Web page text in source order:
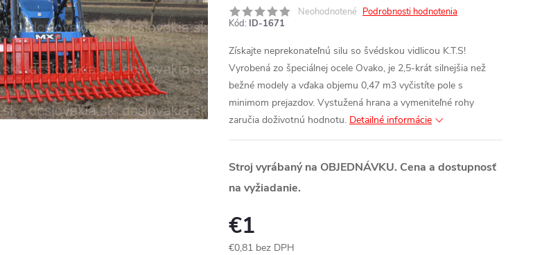
Neohodnotené Podrobnosti hodnotenia
Kód: ID-1671
Získajte neprekonateľnú silu so švédskou vidlicou K.T.S!
Vyrobená zo špeciálnej ocele Ovako, je 2,5-krát silnejšia než
bežné modely a vďaka objemu 0,47 m3 vyčistíte pole s
minimom prejazdov. Vystužená hrana a vymeniteľné rohy
zaručia doživotnú hodnotu. Detailné informácie
Stroj vyrábaný na OBJEDNÁVKU. Cena a dostupnosť
na vyžiadanie.
€1
€0,81 bez DPH